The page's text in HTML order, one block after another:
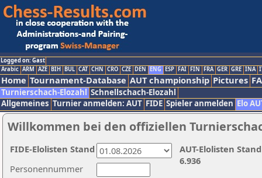
Logged on: Gast
Arabic ARM AZE BIH BUL CAT CHN CRO CZE DEN ENG ESP FAI FIN FRA GER GRE INA
Home Tournament-Database AUT championship Pictures
Turnierschach-Elozahl Schnellschach-Elozahl
Allgemeines Turnier anmelden: AUT FIDE Spieler anmelden Elo
Willkommen bei den offiziellen
Personennummer
AUT-Elolisten
6.936
FIDE-Elolisten Stand